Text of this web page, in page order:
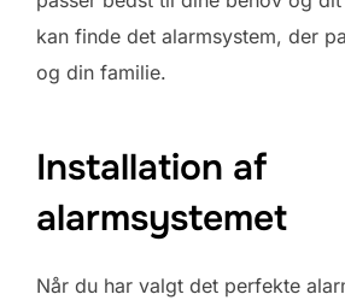
kan finde det alarmsystem, der
og din familie.
Installation af
alarmsystemet
Når du har valgt det perfekte